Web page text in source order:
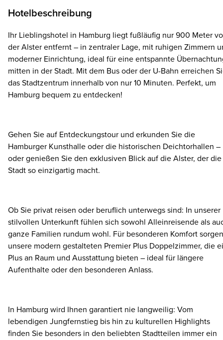
Hotelbeschreibung
Ihr Lieblingshotel in Hamburg liegt fußläufig nur 900 Meter
der Alster entfernt – in zentraler Lage, mit ruhigen Zimmern
moderner Einrichtung, ideal für eine entspannte
mitten in der Stadt. Mit dem Bus oder der U-Bahn erreichen
das Stadtzentrum innerhalb von nur 10 Minuten. Perfekt, um
Hamburg bequem zu entdecken!
Gehen Sie auf Entdeckungstour und erkunden Sie die
Hamburger Kunsthalle oder die historischen Deichtorhallen –
oder genießen Sie den exklusiven Blick auf die Alster, der die
Stadt so einzigartig macht.
Ob Sie privat reisen oder beruflich unterwegs sind: In unserer
stilvollen Unterkunft fühlen sich sowohl Alleinreisende als
ganze Familien rundum wohl. Für besonderen Komfort sorgen
unsere modern gestalteten Premier Plus Doppelzimmer, die
Plus an Raum und Ausstattung bieten – ideal für längere
Aufenthalte oder den besonderen Anlass.
In Hamburg wird Ihnen garantiert nie langweilig: Vom
lebendigen Jungfernstieg bis hin zu kulturellen Highlights
finden Sie besonders in den beliebten Stadtteilen immer ein